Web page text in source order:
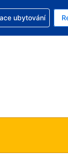
měna:
zvolený
s rezervací
ubytování